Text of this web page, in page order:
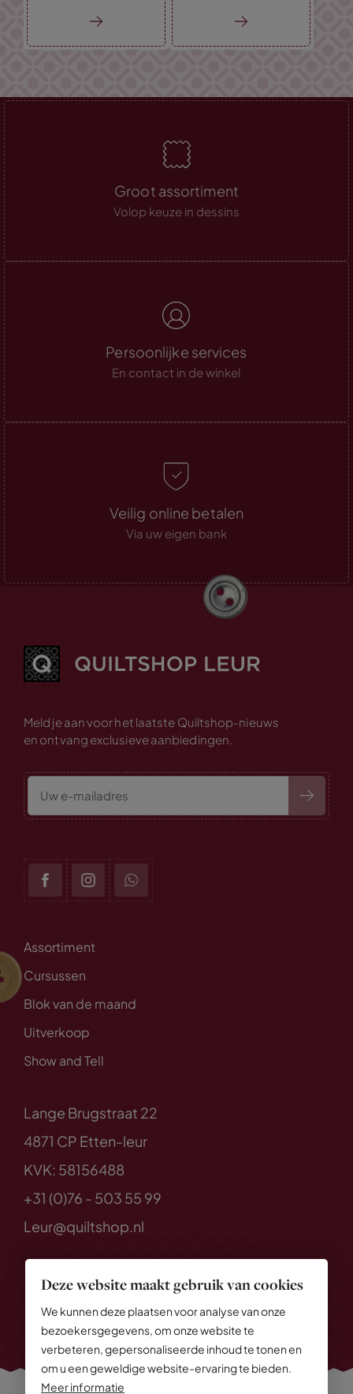
Deze website maakt gebruik van cookies
We kunnen deze plaatsen voor analyse van onze
bezoekersgegevens, om onze website te
verbeteren, gepersonaliseerde inhoud te tonen en
om u een geweldige website-ervaring te bieden.
Meer informatie
Groot assortiment
Volop keuze in dessins
Persoonlijke services
En contact in de winkel
Veilig online betalen
Via uw eigen bank
Meld je aan voor het laatste Quiltshop-nieuws
en ontvang exclusieve aanbiedingen.
Assortiment
Cursussen
Blok van de maand
Uitverkoop
Show and Tell
Lange Brugstraat 22
4871 CP Etten-leur
KVK: 58156488
+31 (0)76 - 503 55 99
Leur@quiltshop.nl